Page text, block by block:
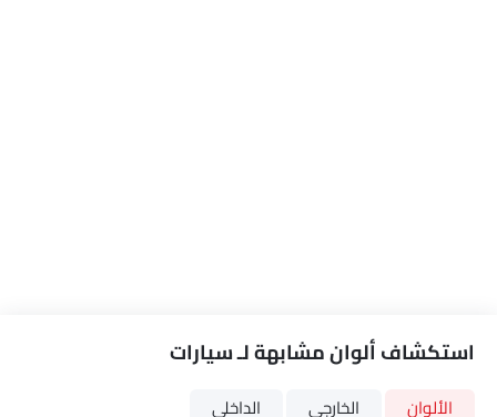
استكشاف ألوان مشابهة لـ سيارات
الألوان الخارجي الداخلي